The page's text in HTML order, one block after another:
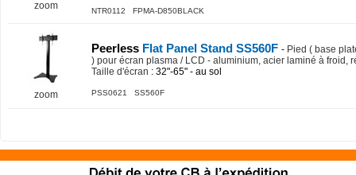
zoom NTR0112 FPMA-D850BLACK
zoom
Peerless Flat Panel Stand SS560F - Pied ( base
) pour écran plasma / LCD - aluminium, acier laminé à froid,
Taille d'écran : 32"-65" - au sol
PSS0621 SS560F